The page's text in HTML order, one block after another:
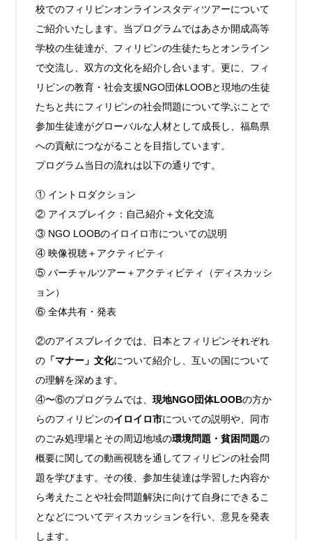
校でのフィリピンオンラインスタディツアーについて
ご紹介いたします。当プログラムではあさか開成高等
学校の生徒達が、フィリピンの生徒たちとオンライン
で交流し、双方の文化を紹介し合います。更に、フィ
リピンの教育・社会支援NGO団体LOOBと現地の生徒
たちと共にフィリピンの社会問題について学ぶことで
参加生徒達がグローバルな人材として成長し、福島県
への貢献につながることを目指しています。
プログラム当日の流れは以下の通りです。
① イントロダクション
② アイスブレイク：自己紹介＋文化交流
③ NGO LOOBのイロイロ市についての説明
④ 映像視聴＋アクティビティ
⑤ バーチャルツアー＋アクティビティ（ディスカッシ
ョン）
⑥ 全体共有・発表
②のアイスブレイクでは、日本とフィリピンそれぞれ
の 「マナー」文化について紹介し、互いの国について
の理解を深めます。
④〜⑥のプログラムでは、現地NGO団体LOOBの方か
らのフィリピンのイロイロ市についての説明や、同市
のごみ処理場とその周辺地域の環境問題・貧困問題の
概要に関しての動画視聴を通してフィリピンの社会問
題を学びます。その後、参加生徒達は学習した内容か
ら考えたことや社会問題解決に向けて自身にできるこ
となどについてディスカッションを行い、意見を発表
します。